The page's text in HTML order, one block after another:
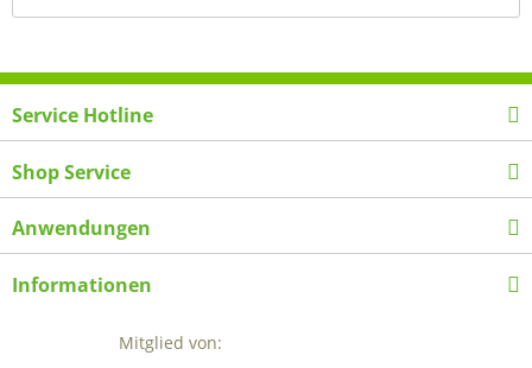
Service Hotline
Shop Service
Anwendungen
Informationen
Mitglied von: